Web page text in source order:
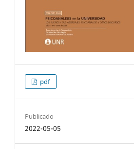
pdf
Publicado
2022-05-05